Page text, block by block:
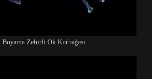
Boyama Zehirli Ok Kurbağası